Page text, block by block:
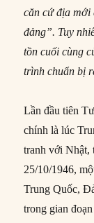
căn cứ địa mới
đảng”. Tuy
tồn cuối cùng
trình chuẩn bị
Lần đầu tiên
chính là lúc
tranh với
25/10/1946,
Trung Quốc,
trong gian